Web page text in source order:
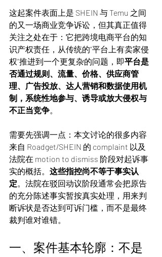
这起案件表面上是 SHEIN 与 Temu 之间
的又一场商业竞争诉讼，但其真正值得
关注之处在于：它把跨境电商平台的知
识产权责任，从传统的“平台上有卖家侵
权”推进到一个更复杂的问题，即平台是
否通过规则、流量、价格、供应商管
理、广告投放、达人营销和数据使用机
制，系统性地参与、诱导或放大侵权与
不正当竞争。
需要先强调一点：本文讨论的很多内容
来自 Roadget/SHEIN 的 complaint 以及
法院在 motion to dismiss 阶段对起诉事
实的概括。 这些指控尚不等于事实认
定。法院在驳回动议阶段通常会把原告
的充分陈述事实暂按真实处理，用来判
断诉状是否达到可诉门槛，而不是最终
裁判谁对谁错。
一、案件基本轮廓：不是